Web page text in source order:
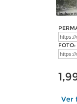
FOTO:
Ver